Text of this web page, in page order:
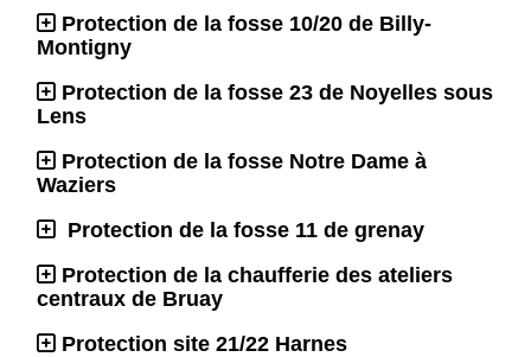
Protection de la fosse 10/20 de Billy-
Montigny
Protection de la fosse 23 de Noyelles sous
Lens
Protection de la fosse Notre Dame à
Waziers
Protection de la fosse 11 de grenay
Protection de la chaufferie des ateliers
centraux de Bruay
Protection site 21/22 Harnes